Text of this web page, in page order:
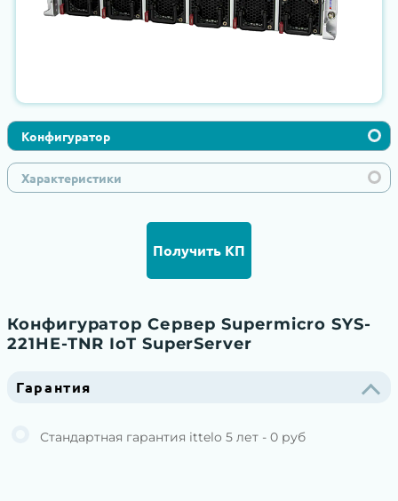
Конфигуратор
Характеристики
Получить КП
Конфигуратор Сервер Supermicro SYS-
221HE-TNR IoT SuperServer
Гарантия
Стандартная гарантия ittelo 5 лет - 0 руб